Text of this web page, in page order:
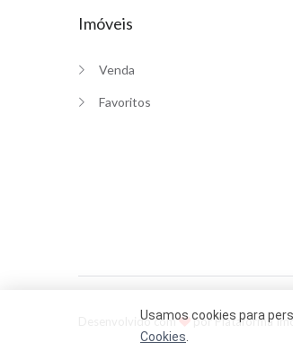
Imóveis
Venda
Favoritos
Desenvolvido com por Plataforma
Usamos cookies para
Cookies